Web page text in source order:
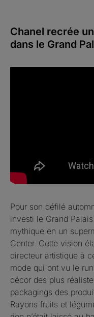
Chanel recrée
dans le Grand
Pour son défilé
investi le Grand
mythique en un
Center. Cette vision
directeur artistique à
mode qui ont vu le
décor des plus
packagings des
Rayons fruits et